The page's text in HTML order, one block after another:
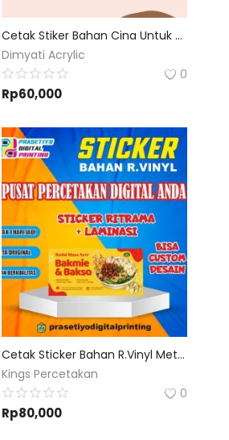
Cetak Stiker Bahan Cina Untuk Neon Box | Custom Desain
Dimyati Acrylic
0
Rp60,000
Cetak Sticker Bahan R.Vinyl Meteran + Laminasi
Kings Percetakan
0
Rp80,000